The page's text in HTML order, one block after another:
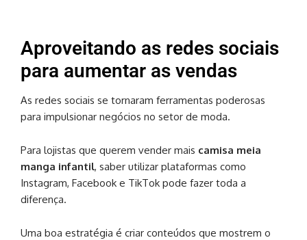
Aproveitando as redes sociais
para aumentar as vendas
As redes sociais se tornaram ferramentas poderosas
para impulsionar negócios no setor de moda.
Para lojistas que querem vender mais camisa meia
manga infantil, saber utilizar plataformas como
Instagram, Facebook e TikTok pode fazer toda a
diferença.
Uma boa estratégia é criar conteúdos que mostrem o